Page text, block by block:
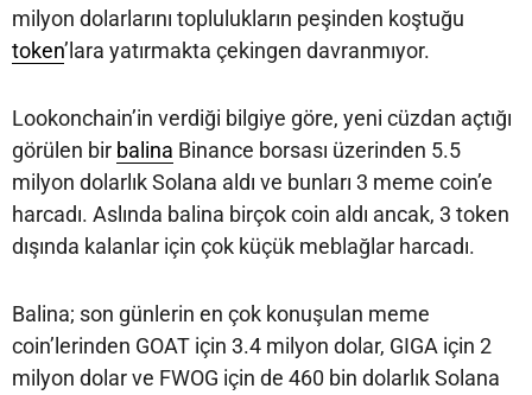
milyon dolarlarını toplulukların peşinden koştuğu
token’lara yatırmakta çekingen davranmıyor.
Lookonchain’in verdiği bilgiye göre, yeni cüzdan açtığı
görülen bir balina Binance borsası üzerinden 5.5
milyon dolarlık Solana aldı ve bunları 3 meme coin’e
harcadı. Aslında balina birçok coin aldı ancak, 3 token
dışında kalanlar için çok küçük meblağlar harcadı.
Balina; son günlerin en çok konuşulan meme
coin’lerinden GOAT için 3.4 milyon dolar, GIGA için 2
milyon dolar ve FWOG için de 460 bin dolarlık Solana